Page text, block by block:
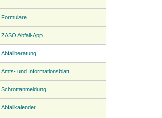
Formulare
ZASO Abfall-App
Abfallberatung
Amts- und Informationsblatt
Schrottanmeldung
Abfallkalender